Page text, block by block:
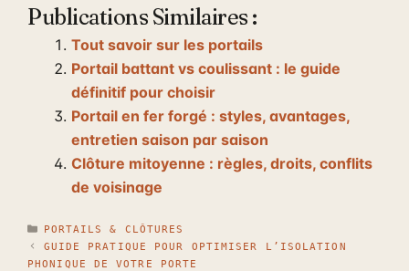
Publications Similaires :
Tout savoir sur les portails
Portail battant vs coulissant : le guide
définitif pour choisir
Portail en fer forgé : styles, avantages,
entretien saison par saison
Clôture mitoyenne : règles, droits, conflits
de voisinage
CATÉGORIES
PORTAILS & CLÔTURES
GUIDE PRATIQUE POUR OPTIMISER L’ISOLATION
PHONIQUE DE VOTRE PORTE